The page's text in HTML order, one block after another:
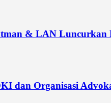
& LAN
dan Organisasi